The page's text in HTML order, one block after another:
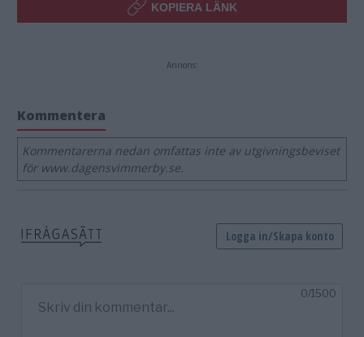
KOPIERA LÄNK
Annons:
Kommentera
Kommentarerna nedan omfattas inte av utgivningsbeviset
för www.dagensvimmerby.se.